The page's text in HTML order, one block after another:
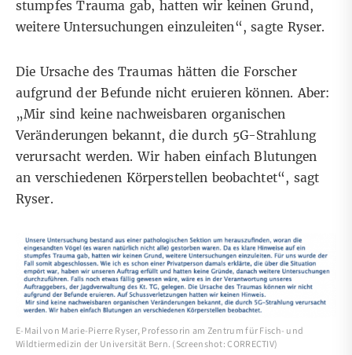
stumpfes Trauma gab, hatten wir keinen Grund,
weitere Untersuchungen einzuleiten“, sagte Ryser.
Die Ursache des Traumas hätten die Forscher
aufgrund der Befunde nicht eruieren können. Aber:
„Mir sind keine nachweisbaren organischen
Veränderungen bekannt, die durch 5G-Strahlung
verursacht werden. Wir haben einfach Blutungen
an verschiedenen Körperstellen beobachtet“, sagt
Ryser.
E-Mail von Marie-Pierre Ryser, Professorin am Zentrum für Fisch- und
Wildtiermedizin der Universität Bern. (Screenshot: CORRECTIV)